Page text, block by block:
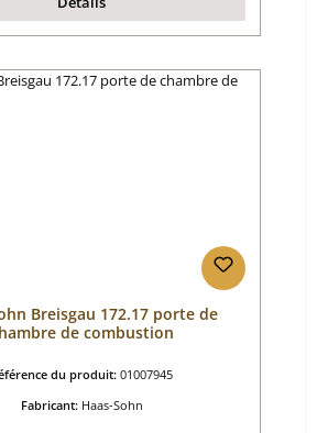
Breisgau 172.17 porte de
de combustion
du produit: 01007945
Fabricant: Haas-Sohn